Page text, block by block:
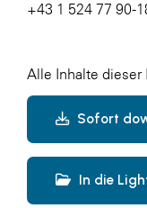
+43 1 524 77 90-
Alle Inhalte dieser
Sofort
In die